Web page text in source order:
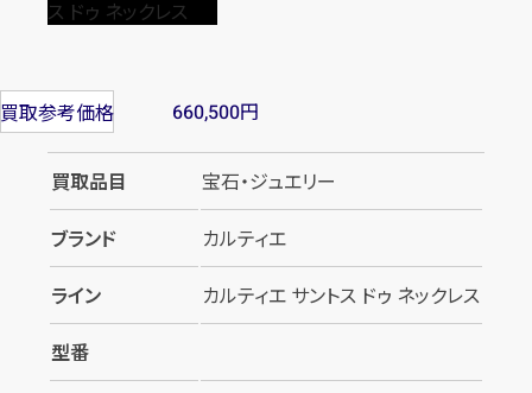
買取参考価格 660,500円
買取品目
宝石・ジュエリー
ブランド
カルティエ
ライン
カルティエ サントス ドゥ ネックレス
型番